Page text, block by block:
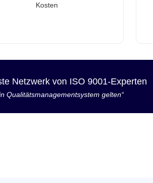
Kosten
Netzwerk von ISO 9001-Experten
Qualitätsmanagementsystem gelten“